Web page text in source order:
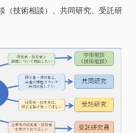
（技術相談）、共同研究、受託研